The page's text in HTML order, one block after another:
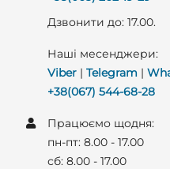
Дзвонити до: 17.00.
Наші месенджери:
Viber | Telegram |
+38(067) 544-68-28
Працюємо щодня:
пн-пт: 8.00 - 17.00
сб: 8.00 - 17.00